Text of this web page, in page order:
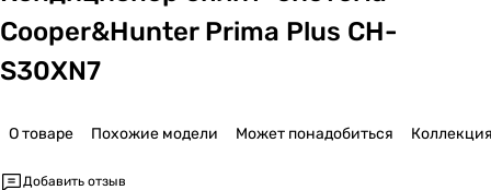
Cooper&Hunter Prima Plus CH-
S30XN7
О товаре Похожие модели Может понадобиться
Добавить отзыв